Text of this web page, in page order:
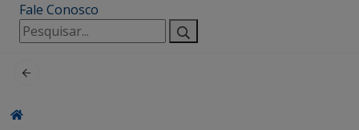
Fale Conosco
Pesquisar
por: